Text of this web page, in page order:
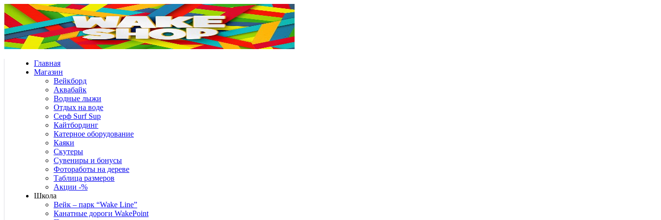
Главная
Магазин
Вейкборд
Аквабайк
Водные лыжи
Отдых на воде
Серф Surf Sup
Кайтбординг
Катерное оборудование
Каяки
Скутеры
Сувениры и бонусы
Фотоработы на дереве
Таблица размеров
Акции -%
Школа
Вейк – парк “Wake Line”
Канатные дороги WakePoint